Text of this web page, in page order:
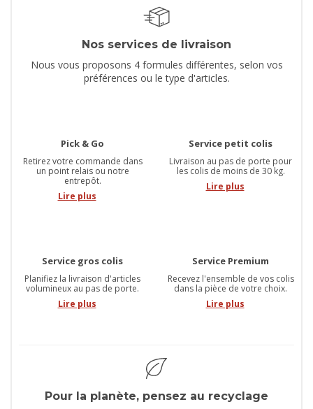
Nos services de livraison
Nous vous proposons 4 formules différentes, selon vos
préférences ou le type d'articles.
Pick & Go
Retirez votre commande dans
un point relais ou notre
entrepôt.
Lire plus
Service petit colis
Livraison au pas de porte pour
les colis de moins de 30 kg.
Lire plus
Service gros colis
Planifiez la livraison d'articles
volumineux au pas de porte.
Lire plus
Service Premium
Recevez l'ensemble de vos colis
dans la pièce de votre choix.
Lire plus
Pour la planète, pensez au recyclage